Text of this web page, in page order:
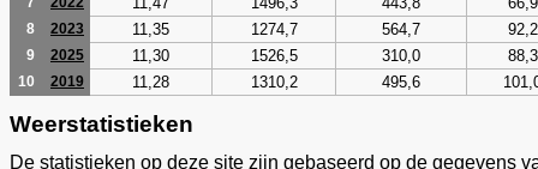
8 2023 11,35 1274,7 564,7 92,2
9 2025 11,30 1526,5 310,0 88,3
10 2019 11,28 1310,2 495,6
Weerstatistieken
De statistieken op deze site zijn gebaseerd op de gegevens